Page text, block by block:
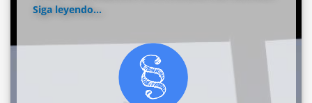
Siga leyendo...